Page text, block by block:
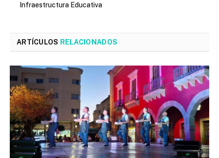
Infraestructura Educativa
ARTÍCULOS RELACIONADOS